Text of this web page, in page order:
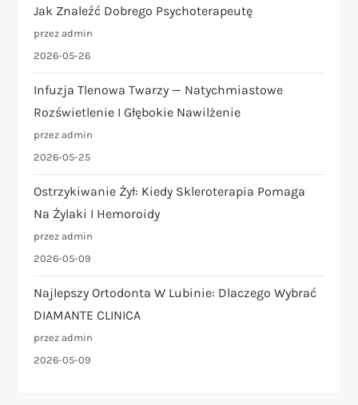
Jak Znaleźć Dobrego Psychoterapeutę
przez admin
2026-05-26
Infuzja Tlenowa Twarzy — Natychmiastowe
Rozświetlenie I Głębokie Nawilżenie
przez admin
2026-05-25
Ostrzykiwanie Żył: Kiedy Skleroterapia Pomaga
Na Żylaki I Hemoroidy
przez admin
2026-05-09
Najlepszy Ortodonta W Lubinie: Dlaczego Wybrać
DIAMANTE CLINICA
przez admin
2026-05-09